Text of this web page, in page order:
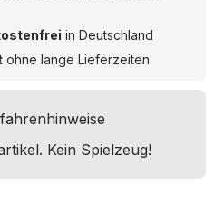
in Deutschland
ohne lange Lieferzeiten
Kein Spielzeug!